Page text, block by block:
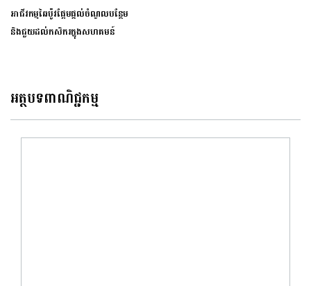
អាជីវកម្មឆៃប៉ូវផ្អែមផ្ដល់ចំណូលបន្ថែម
និងជួយដល់កសិករក្នុងសហគមន៍
អត្ថបទពាណិជ្ជកម្ម